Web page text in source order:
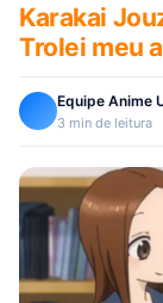
Karakai
Trolei meu
Equipe Anime
3 min de leitura